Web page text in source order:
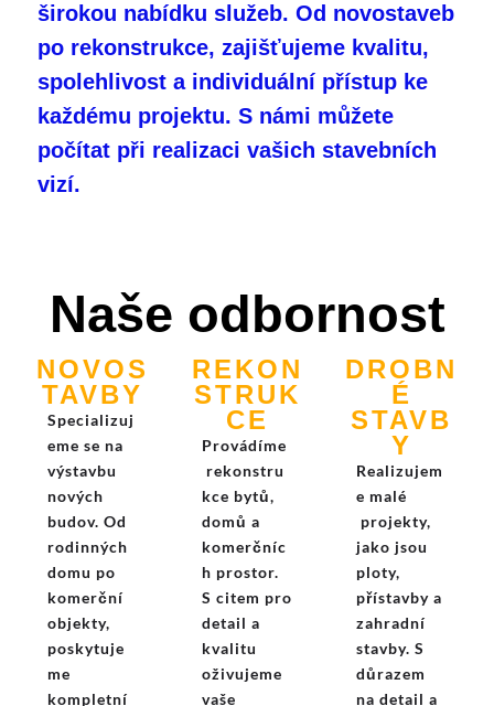
širokou nabídku služeb. Od novostaveb
po rekonstrukce, zajišťujeme kvalitu,
spolehlivost a individuální přístup ke
každému projektu. S námi můžete
počítat při realizaci vašich stavebních
vizí.
Naše odbornost
NOVOS
TAVBY
Specializuj
eme se na
výstavbu
nových
budov. Od
rodinných
domu po
komerční
objekty,
poskytuje
me
kompletní
REKON
STRUK
CE
Provádíme
rekonstru
kce bytů,
domů a
komerčníc
h prostor.
S citem pro
detail a
kvalitu
oživujeme
vaše
DROBN
É
STAVB
Y
Realizujem
e malé
projekty,
jako jsou
ploty,
přístavby a
zahradní
stavby. S
důrazem
na detail a